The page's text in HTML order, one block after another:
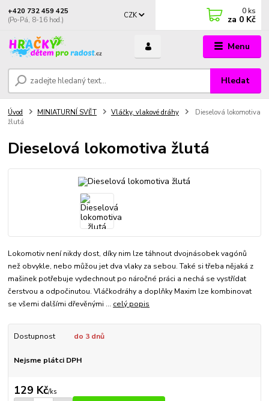
Menu
CZK
Hledat
+420 732 459 425
(Po-Pá, 8-16 hod.)
0 ks
za 0 Kč
Úvod MINIATURNÍ SVĚT Vláčky, vlakové dráhy
Dieselová lokomotiva
žlutá
Dieselová lokomotiva žlutá
Lokomotiv není nikdy dost, díky nim lze táhnout dvojnásobek vagónů
než obvykle, nebo můžou jet dva vlaky za sebou. Také si třeba nějaká z
mašinek potřebuje vydechnout po náročné práci a nechá se vystřídat
čerstvou a odpočinutou. Vláčkodráhy a doplňky Maxim lze kombinovat
se všemi dalšími dřevěnými ... celý popis
Dostupnost do 3 dnů
Nejsme plátci DPH
129 Kč/ks